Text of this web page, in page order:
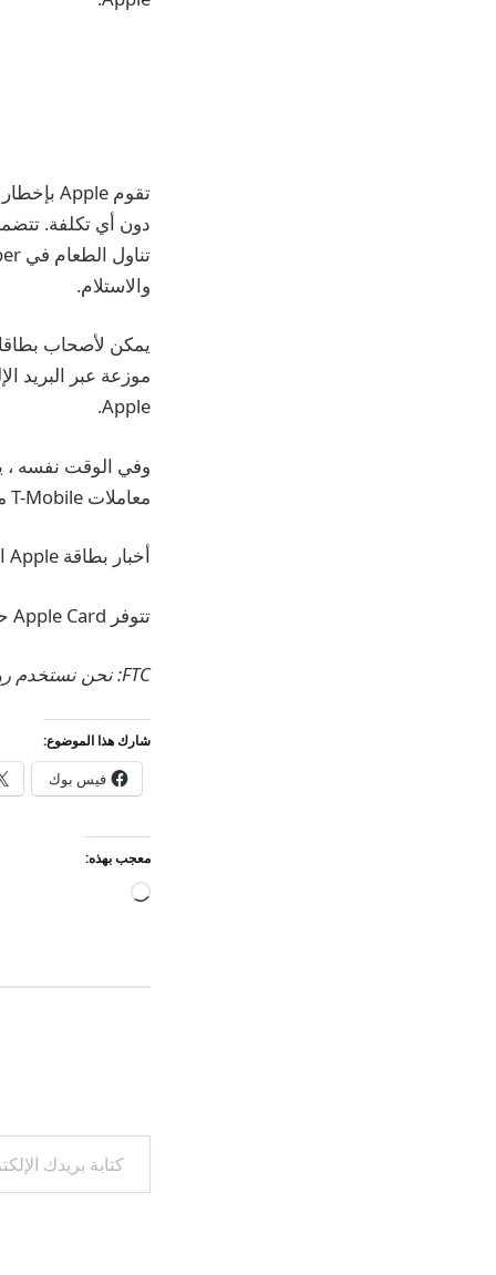
والاستلام.
Apple.
معاملات T-Mobile مع بطاقة Apple مؤهلة للحصول على نقد يومي 3 ٪ ابتداءً من 1 يوليو 2025.
أخبار بطاقة Apple الأكثر حداثة أدناه:
تتوفر Apple Card حصريًا لمستخدمي iPhone في الولايات المتحدة. تعرف على المزيد من Apple هنا.
FTC: نحن نستخدم روابط التابعة لمكسب الدخل.
شارك هذا الموضوع:
فيس بوك
معجب بهذه:
جاري
كتابة بريدك الإلكتروني...